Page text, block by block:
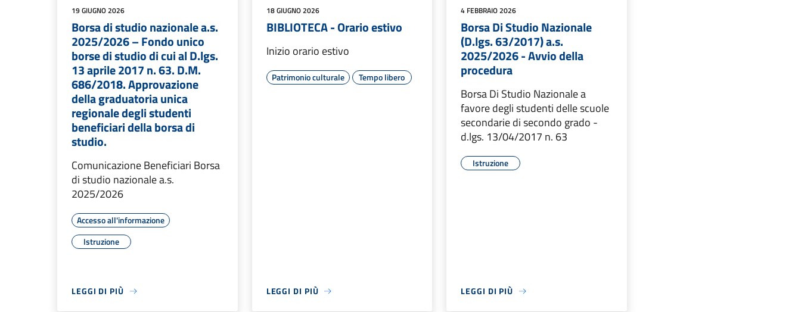
19 GIUGNO 2026
Borsa di studio nazionale a.s.
2025/2026 – Fondo unico
borse di studio di cui al D.lgs.
13 aprile 2017 n. 63. D.M.
686/2018. Approvazione
della graduatoria unica
regionale degli studenti
beneficiari della borsa di
studio.
Comunicazione Beneficiari Borsa
di studio nazionale a.s.
2025/2026
Accesso all'informazione
Istruzione
LEGGI DI PIÙ
18 GIUGNO 2026
BIBLIOTECA - Orario estivo
Inizio orario estivo
Patrimonio culturale Tempo libero
LEGGI DI PIÙ
4 FEBBRAIO 2026
Borsa Di Studio Nazionale
(D.lgs. 63/2017) a.s.
2025/2026 - Avvio della
procedura
Borsa Di Studio Nazionale a
favore degli studenti delle scuole
secondarie di secondo grado -
d.lgs. 13/04/2017 n. 63
Istruzione
LEGGI DI PIÙ